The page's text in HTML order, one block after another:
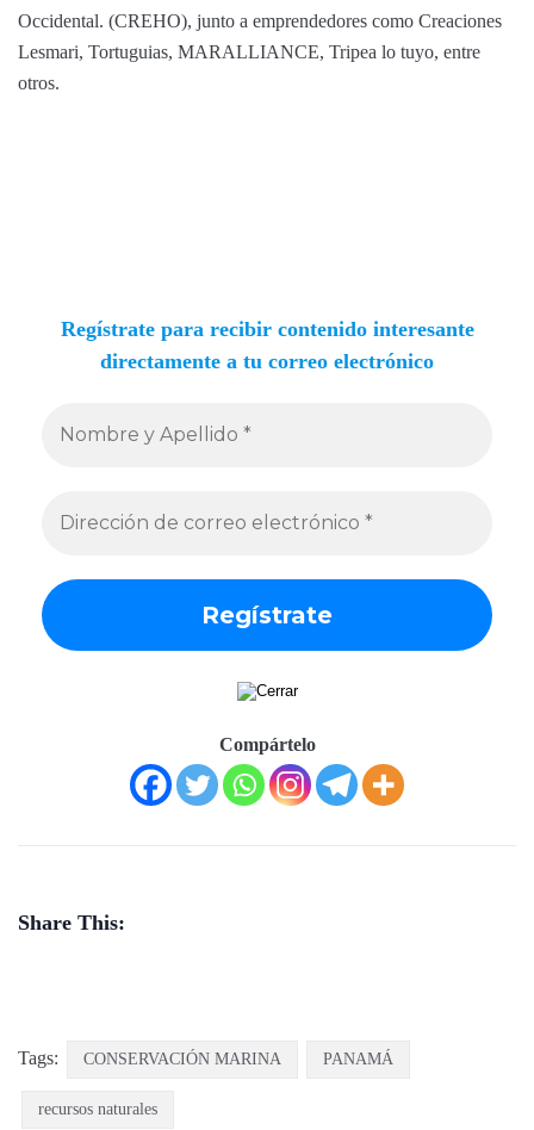
Occidental. (CREHO), junto a emprendedores como Creaciones
Lesmari, Tortuguias, MARALLIANCE, Tripea lo tuyo, entre
otros.
Regístrate para recibir contenido interesante
directamente a tu correo electrónico
Compártelo
Share This:
Tags: CONSERVACIÓN MARINA PANAMÁ
recursos naturales